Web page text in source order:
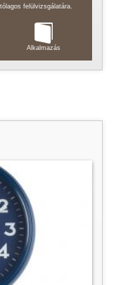
felülvizsgálatára.
Alkalmazás